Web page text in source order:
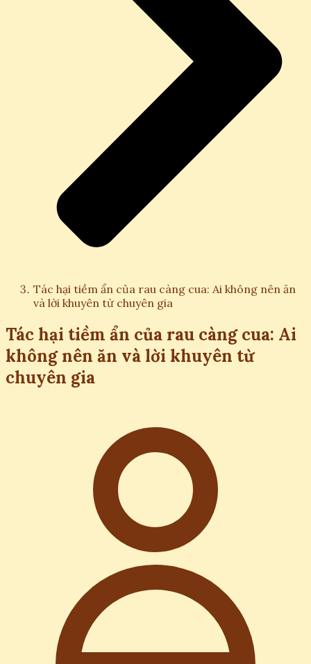
Tác hại tiềm ẩn của rau càng cua: Ai không nên ăn
và lời khuyên từ chuyên gia
Tác hại tiềm ẩn của rau càng cua: Ai
không nên ăn và lời khuyên từ
chuyên gia